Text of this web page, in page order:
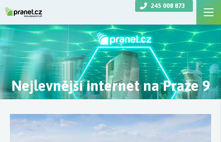
245 008 873
Nejlevnější internet na Praze 9